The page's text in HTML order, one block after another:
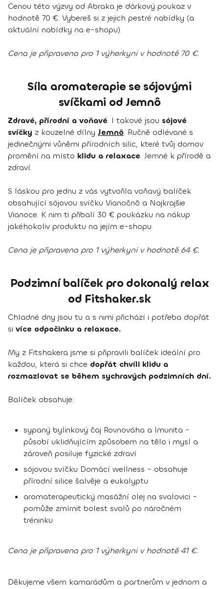
Cenou této výzvy od Abraka je dárkový poukaz v
hodnotě 70 €. Vybereš si z jejich pestré nabídky (a
aktuální nabídky na e-shopu).
Cena je připravena pro 1 výherkyni v hodnotě 70 €.
Síla aromaterapie se sójovými
svíčkami od Jemnô
Zdravé, přírodní a voňavé. I takové jsou sójové
svíčky z kouzelné dílny Jemnô. Ručně odlévané s
jedinečnými vůněmi přírodních silic, které tvůj domov
promění na místo klidu a relaxace. Jemné k přírodě a
zdraví.
S láskou pro jednu z vás vytvořila voňavý balíček
obsahující sójovou svíčku Vianočnô a Najkrajšie
Vianoce. K nim ti přibalí 30 € poukázku na nákup
jakéhokoliv produktu na jejím e-shopu.
Cena je připravena pro 1 výherkyni v hodnotě 64 €.
Podzimní balíček pro dokonalý relax
od Fitshaker.sk
Chladné dny jsou tu a s nimi přichází i potřeba dopřát
si více odpočinku a relaxace.
My z Fitshakera jsme si připravili balíček ideální pro
každou, která si chce dopřát chvíli klidu a
rozmazlovat se během sychravých podzimních dní.
Balíček obsahuje:
sypaný bylinkový čaj Rovnováha a Imunita -
působí uklidňujícím způsobem na tělo i mysl a
zároveň posiluje fyzické zdraví
sójovou svíčku Domácí wellness - obsahuje
přírodní silice šalvěje a eukalyptu
aromaterapeutický masážní olej na svalovici -
pomůže zmírnit bolest svalů po náročném
tréninku
Cena je připravena pro 1 výherkyni v hodnotě 41 €.
Děkujeme všem kamarádům a partnerům v jednom a